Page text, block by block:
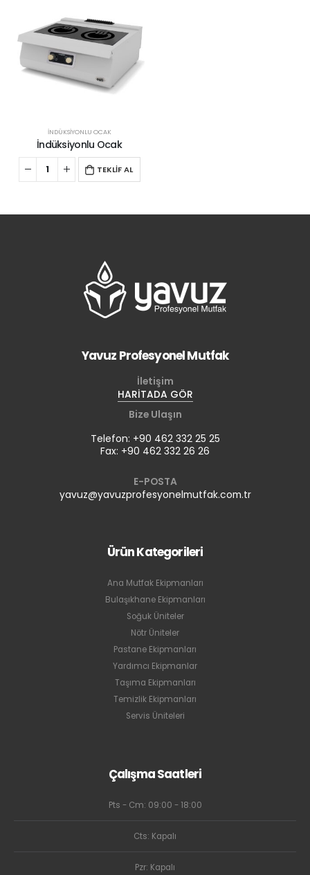
İNDÜKSİYONLU OCAK
İndüksiyonlu Ocak
TEKLİF AL
Yavuz Profesyonel Mutfak
İletişim
HARİTADA GÖR
Bize Ulaşın
Telefon: +90 462 332 25 25
Fax: +90 462 332 26 26
E-POSTA
yavuz@yavuzprofesyonelmutfak.com.tr
Ürün Kategorileri
Ana Mutfak Ekipmanları
Bulaşıkhane Ekipmanları
Soğuk Üniteler
Nötr Üniteler
Pastane Ekipmanları
Yardımcı Ekipmanlar
Taşıma Ekipmanları
Temizlik Ekipmanları
Servis Üniteleri
Çalışma Saatleri
Pts - Cm: 09:00 - 18:00
Cts: Kapalı
Pzr: Kapalı